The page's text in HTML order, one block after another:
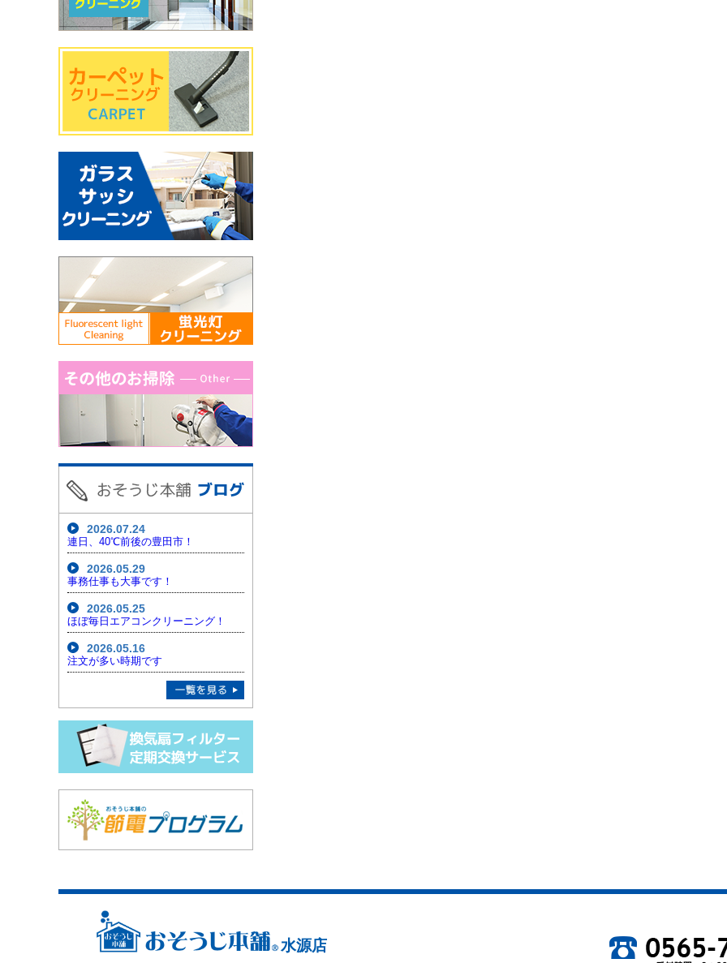
2026.07.24
連日、40℃前後の豊田市！
2026.05.29
事務仕事も大事です！
2026.05.25
ほぼ毎日エアコンクリーニング！
2026.05.16
注文が多い時期です
水源店